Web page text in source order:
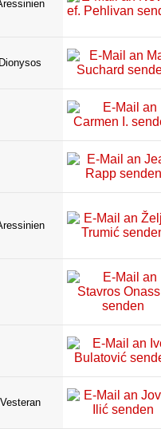
Dionysos
Vesteran